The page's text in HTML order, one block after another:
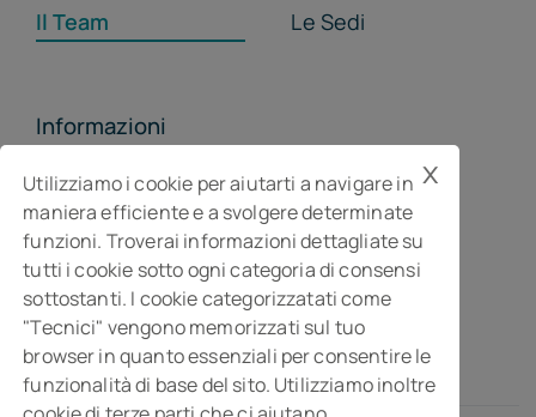
Il Team
Le Sedi
Informazioni
MGI Studiopragma Stp s.r.l.
Società di consulenza per l’impresa
Via Della Costituzione, 10- 61032 Fano PU
Isc. REA n° 119788
Utilizziamo i cookie per aiutarti a navigare in
maniera efficiente e a svolgere determinate
funzioni. Troverai informazioni dettagliate su
tutti i cookie sotto ogni categoria di consensi
sottostanti. I cookie categorizzatati come
"Tecnici" vengono memorizzati sul tuo
browser in quanto essenziali per consentire le
funzionalità di base del sito. Utilizziamo inoltre
x